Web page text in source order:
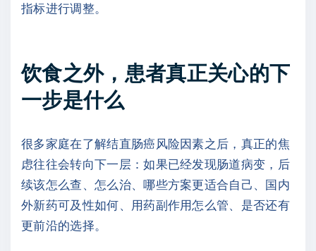
指标进行调整。
饮食之外，患者真正关心的下
一步是什么
很多家庭在了解结直肠癌风险因素之后，真正的焦
虑往往会转向下一层：如果已经发现肠道病变，后
续该怎么查、怎么治、哪些方案更适合自己、国内
外新药可及性如何、用药副作用怎么管、是否还有
更前沿的选择。